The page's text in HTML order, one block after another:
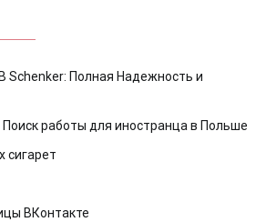
Schenker: Полная Надежность и
Поиск работы для иностранца в Польше
сигарет
ВКонтакте